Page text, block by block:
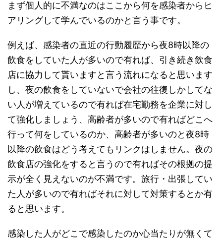
まず個人的に不満なのはここから何を感染者からヒ
アリングして学んでいるのかと言う事です。
例えば、感染者の直近の行動履歴から夜8時以降の
飲食をしていた人が多いので有れば、引き続き飲食
店に協力して貰いますと言う流れになると思います
し、夜の飲食をしていないで会社の往復しかしてな
い人が増えているので有れば在宅勤務を企業に対し
て強化しましょう、高齢者が多いので有ればどこへ
行って何をしているのか、高齢者が多いのと夜8時
以降の飲食はどう考えてもリンクはしません。夜の
飲食店の強化をすると言うので有ればその根拠の提
示が全く見えないのが不満です。旅行・出張してい
た人が多いので有ればそれに対して対策するとか有
ると思います。
感染した人がどこで感染したのか心当たりが無くて